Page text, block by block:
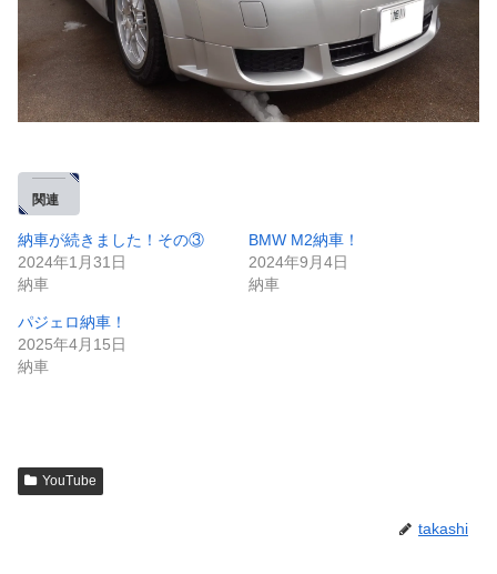
関連
納車が続きました！その③
2024年1月31日
納車
BMW M2納車！
2024年9月4日
納車
パジェロ納車！
2025年4月15日
納車
YouTube
takashi